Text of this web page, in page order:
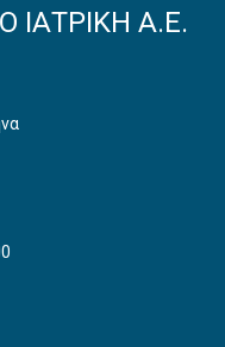
ΙΑΤΡΙΚΗ Α.Ε.